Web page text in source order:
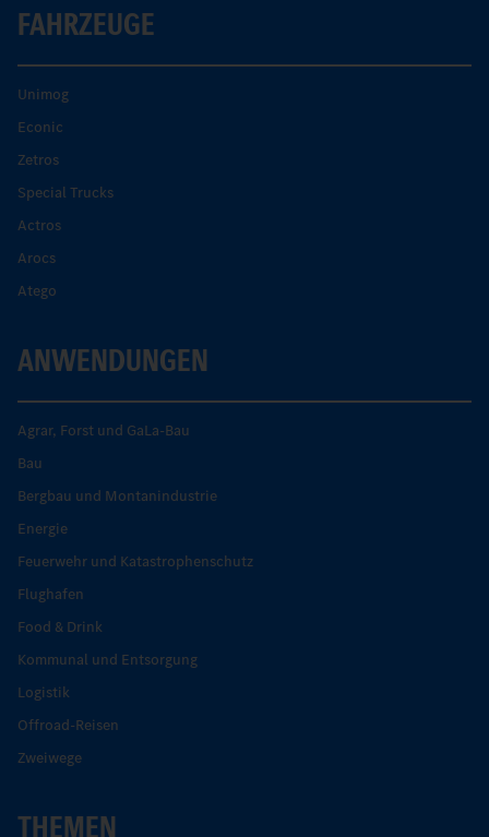
FAHRZEUGE
Unimog
Econic
Zetros
Special Trucks
Actros
Arocs
Atego
ANWENDUNGEN
Agrar, Forst und GaLa-Bau
Bau
Bergbau und Montanindustrie
Energie
Feuerwehr und Katastrophenschutz
Flughafen
Food & Drink
Kommunal und Entsorgung
Logistik
Offroad-Reisen
Zweiwege
THEMEN